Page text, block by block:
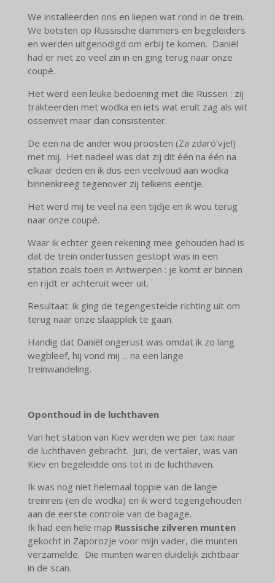
We installeerden ons en liepen wat rond in de trein.
We botsten op Russische dammers en begeleiders
en werden uitgenodigd om erbij te komen. Daniël
had er niet zo veel zin in en ging terug naar onze
coupé.
Het werd een leuke bedoening met die Russen : zij
trakteerden met wodka en iets wat eruit zag als wit
ossenvet maar dan consistenter.
De een na de ander wou proosten (Za zdaró’vje!)
met mij. Het nadeel was dat zij dit één na één na
elkaar deden en ik dus een veelvoud aan wodka
binnenkreeg tegenover zij telkens eentje.
Het werd mij te veel na een tijdje en ik wou terug
naar onze coupé.
Waar ik echter geen rekening mee gehouden had is
dat de trein ondertussen gestopt was in een
station zoals toen in Antwerpen : je komt er binnen
en rijdt er achteruit weer uit.
Resultaat: ik ging de tegengestelde richting uit om
terug naar onze slaapplek te gaan.
Handig dat Daniël ongerust was omdat ik zo lang
wegbleef, hij vond mij ... na een lange
treinwandeling.
Oponthoud in de luchthaven
Van het station van Kiev werden we per taxi naar
de luchthaven gebracht. Juri, de vertaler, was van
Kiev en begeleidde ons tot in de luchthaven.
Ik was nog niet helemaal toppie van de lange
treinreis (en de wodka) en ik werd tegengehouden
aan de eerste controle van de bagage.
Ik had een hele map Russische zilveren munten
gekocht in Zaporozje voor mijn vader, die munten
verzamelde. Die munten waren duidelijk zichtbaar
in de scan.